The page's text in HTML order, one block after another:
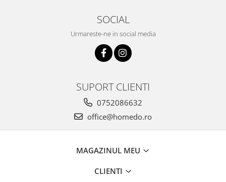
SOCIAL
Urmareste-ne in social media
SUPORT CLIENTI
0752086632
office@homedo.ro
MAGAZINUL MEU
CLIENTI